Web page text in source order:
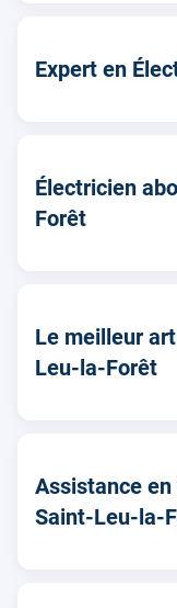
Expert en
Électricien
Forêt
Le meilleur
Leu-la-Forêt
Assistance
Saint-Leu-la-